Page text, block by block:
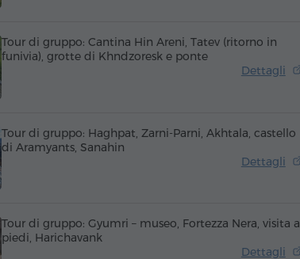
Tour di gruppo: Cantina Hin Areni, Tatev (ritorno in
funivia), grotte di Khndzoresk e ponte
Dettagli
Tour di gruppo: Haghpat, Zarni-Parni, Akhtala, castello
di Aramyants, Sanahin
Dettagli
Tour di gruppo: Gyumri – museo, Fortezza Nera, visita a
piedi, Harichavank
Dettagli